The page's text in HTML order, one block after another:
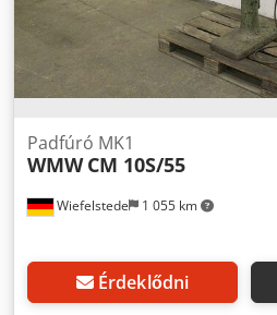
Wiefelstede 1 055 km
Padfúró MK1
WMW CM 10S/55
Érdeklődni